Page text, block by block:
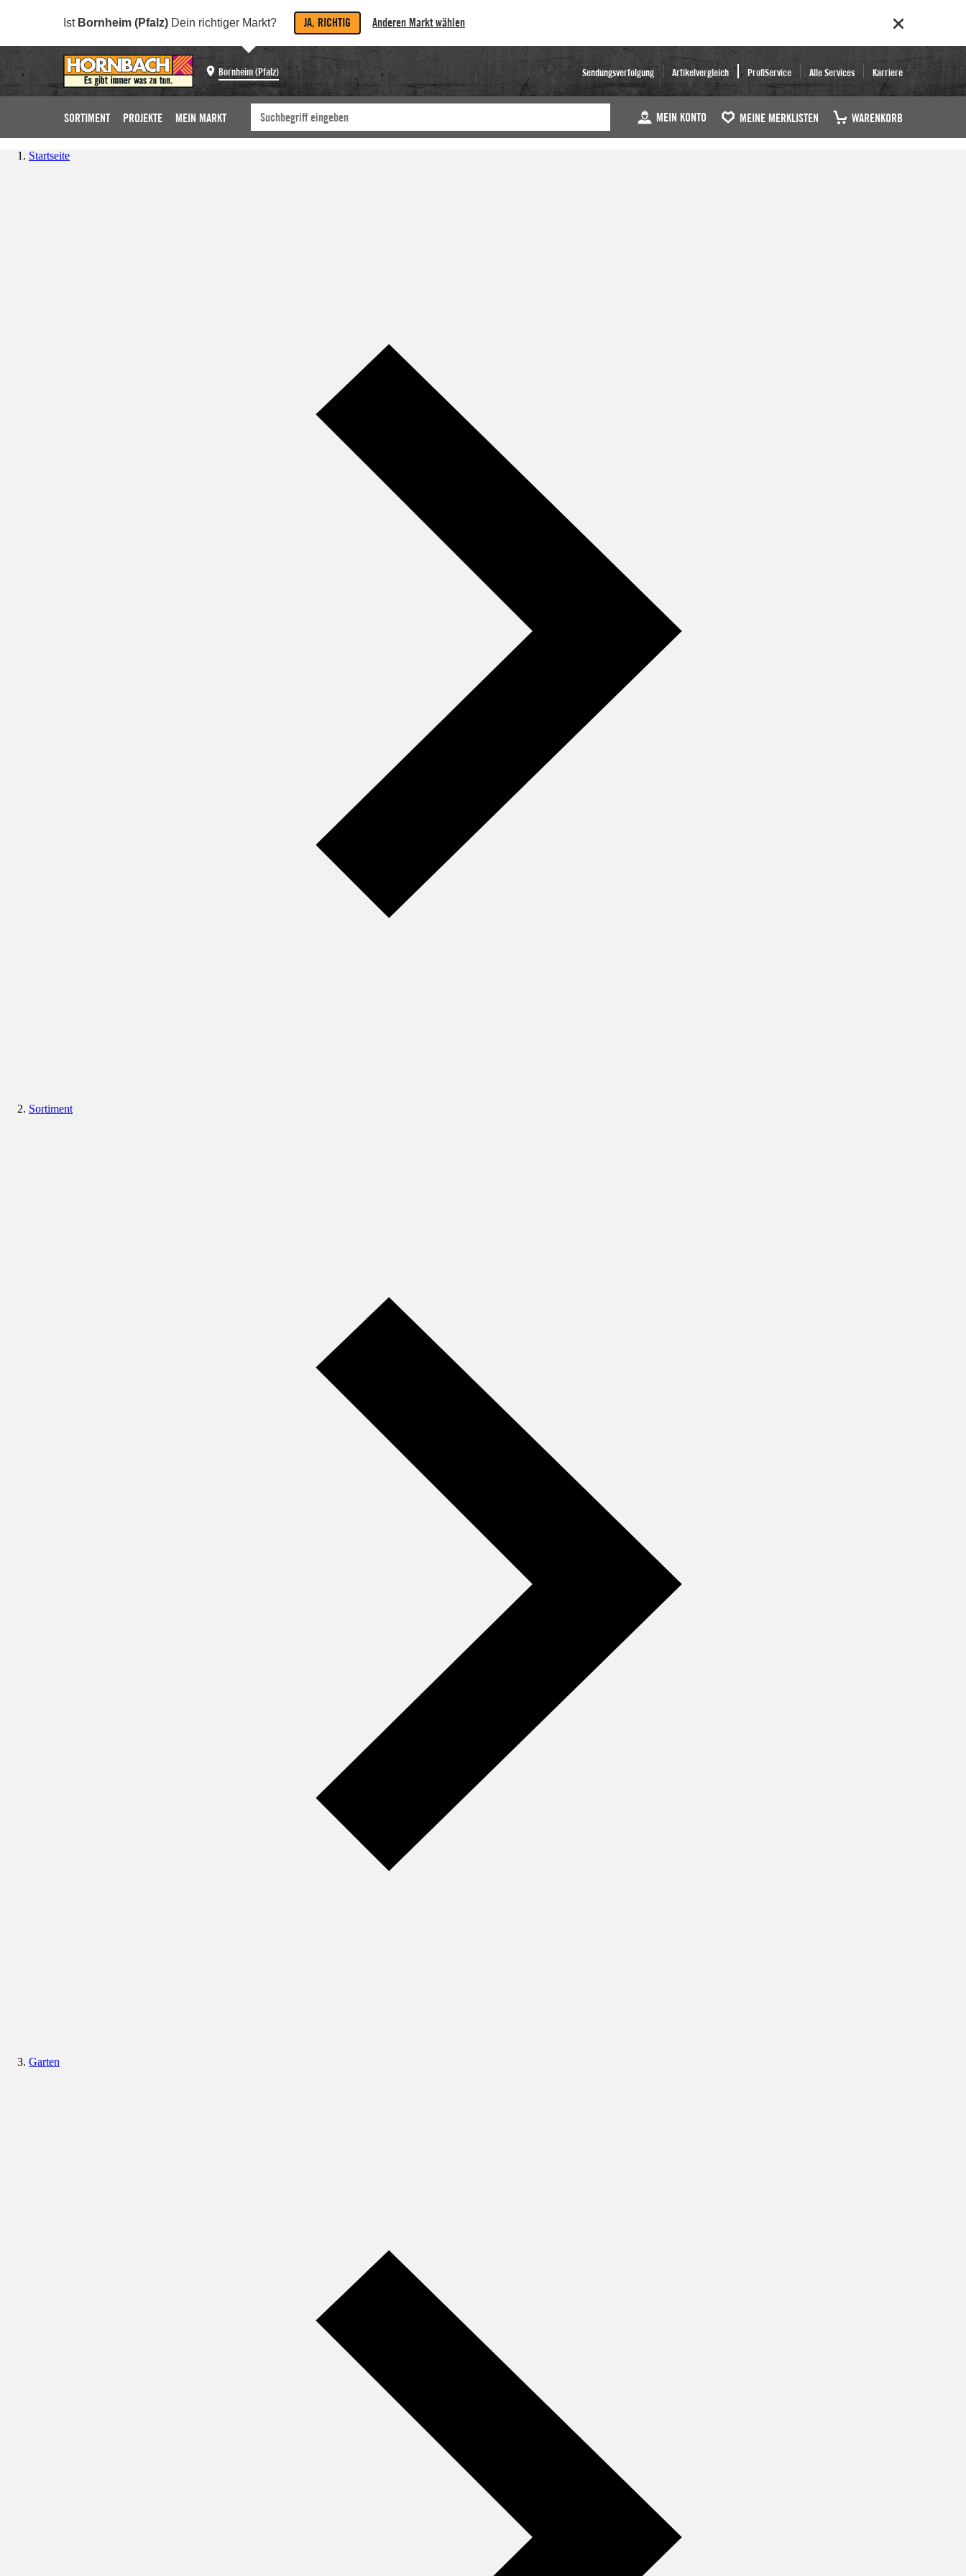
Ist Bornheim (Pfalz) Dein richtiger Markt? JA, RICHTIG Anderen Markt wählen
Bornheim (Pfalz) Sendungsverfolgung Artikelvergleich ProfiService Alle Services Karriere
SORTIMENT PROJEKTE MEIN MARKT MEIN KONTO MEINE MERKLISTEN WARENKORB
Startseite
Sortiment
Garten